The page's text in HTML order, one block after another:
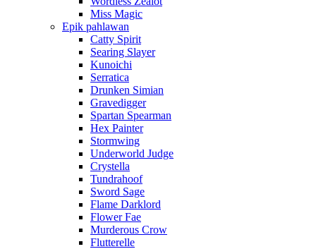
Miss Magic
Epik pahlawan
Catty Spirit
Searing Slayer
Kunoichi
Serratica
Drunken Simian
Gravedigger
Spartan Spearman
Hex Painter
Stormwing
Underworld Judge
Crystella
Tundrahoof
Sword Sage
Flame Darklord
Flower Fae
Murderous Crow
Flutterelle